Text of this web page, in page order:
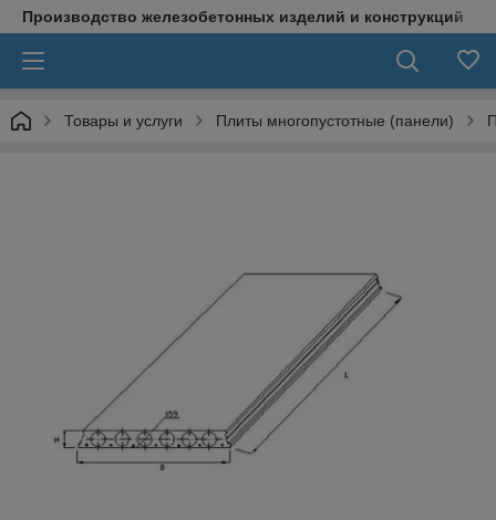
Производство железобетонных изделий и конструкций
Товары и услуги Плиты многопустотные (панели)